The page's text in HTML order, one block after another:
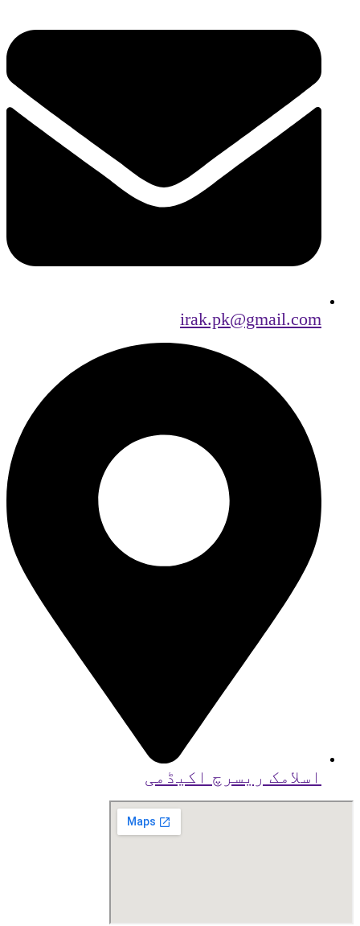
irak.pk@gmail.com
اسلامک ریسرچ اکیڈمی